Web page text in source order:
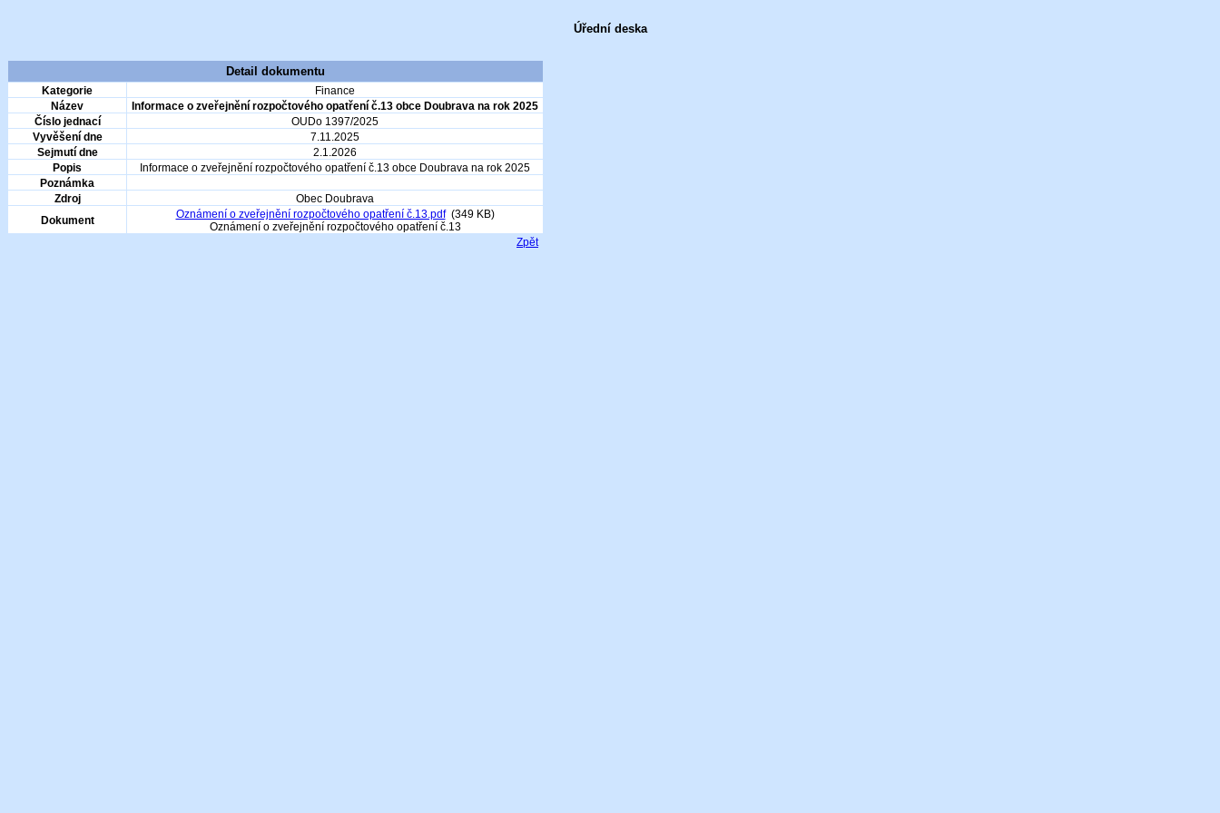
Úřední deska
Detail dokumentu
Kategorie
Finance
Název
Informace o zveřejnění rozpočtového opatření č.13 obce Doubrava na rok 2025
Číslo jednací
OUDo 1397/2025
Vyvěšení dne
7.11.2025
Sejmutí dne
2.1.2026
Popis
Informace o zveřejnění rozpočtového opatření č.13 obce Doubrava na rok 2025
Poznámka
Zdroj
Obec Doubrava
Dokument
Oznámení o zveřejnění rozpočtového opatření č.13.pdf(349 KB)
Oznámení o zveřejnění rozpočtového opatření č.13
Zpět